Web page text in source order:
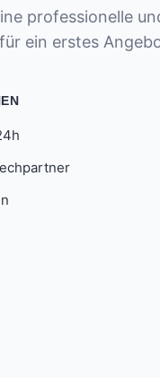
professionelle
ein erstes